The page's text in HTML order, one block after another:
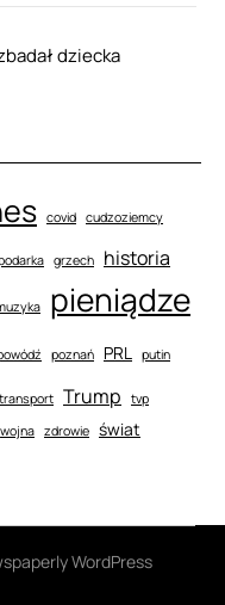
dziecka
covid cudzoziemcy
grzech historia
pieniądze
poznań PRL putin
transport Trump
tvp
wojna zdrowie świat
WordPress